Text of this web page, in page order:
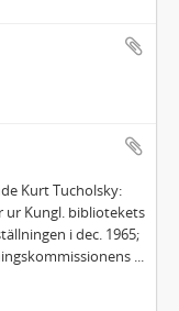
Kurt Tucholsky:
ur Kungl. bibliotekets
i dec. 1965;